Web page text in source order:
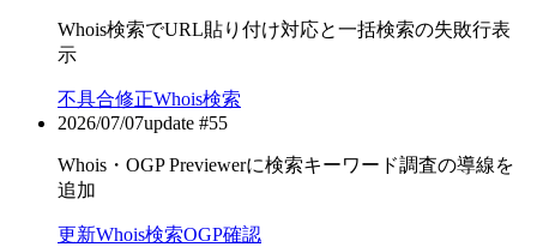
Whois検索でURL貼り付け対応と一括検索の失敗行表
示
不具合修正Whois検索
2026/07/07update #55
Whois・OGP Previewerに検索キーワード調査の導線を
追加
更新Whois検索OGP確認